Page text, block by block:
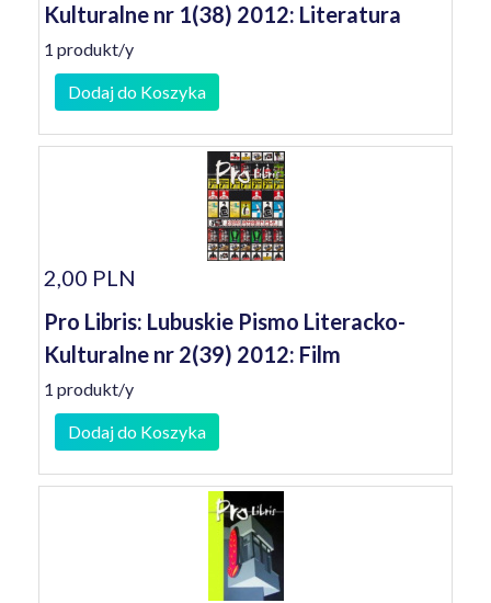
Kulturalne nr 1(38) 2012: Literatura
1 produkt/y
Dodaj do Koszyka
2,00 PLN
Pro Libris: Lubuskie Pismo Literacko-
Kulturalne nr 2(39) 2012: Film
1 produkt/y
Dodaj do Koszyka